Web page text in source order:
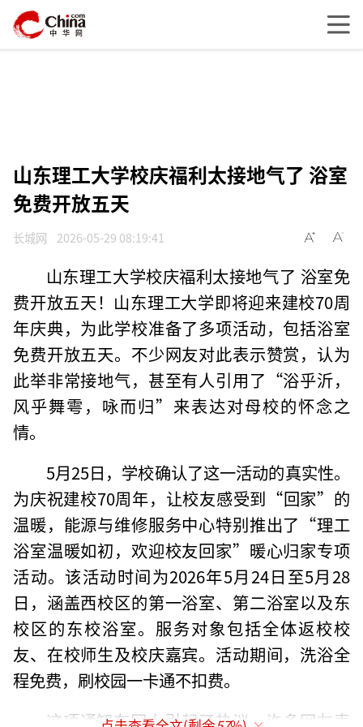
山东理工大学校庆福利太接地气了 浴室
免费开放五天
长城网 2026-05-29 08:19:41
山东理工大学校庆福利太接地气了 浴室免
费开放五天！山东理工大学即将迎来建校70周
年庆典，为此学校准备了多项活动，包括浴室
免费开放五天。不少网友对此表示赞赏，认为
此举非常接地气，甚至有人引用了“浴乎沂，
风乎舞雩，咏而归”来表达对母校的怀念之
情。
5月25日，学校确认了这一活动的真实性。
为庆祝建校70周年，让校友感受到“回家”的
温暖，能源与维修服务中心特别推出了“理工
浴室温暖如初，欢迎校友回家”暖心归家专项
活动。该活动时间为2026年5月24日至5月28
日，涵盖西校区的第一浴室、第二浴室以及东
校区的东校浴室。服务对象包括全体返校校
友、在校师生及校庆嘉宾。活动期间，洗浴全
程免费，刷校园一卡通不扣费。
这项通知在网上引起了热议，许多网友表